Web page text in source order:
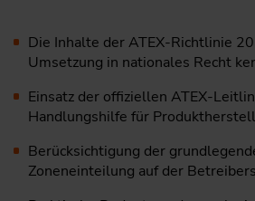
Die Inhalte der ATEX-Richtlinie
Umsetzung in nationales Recht
Einsatz der offiziellen ATEX-
Handlungshilfe für
Berücksichtigung der
Zoneneinteilung auf der